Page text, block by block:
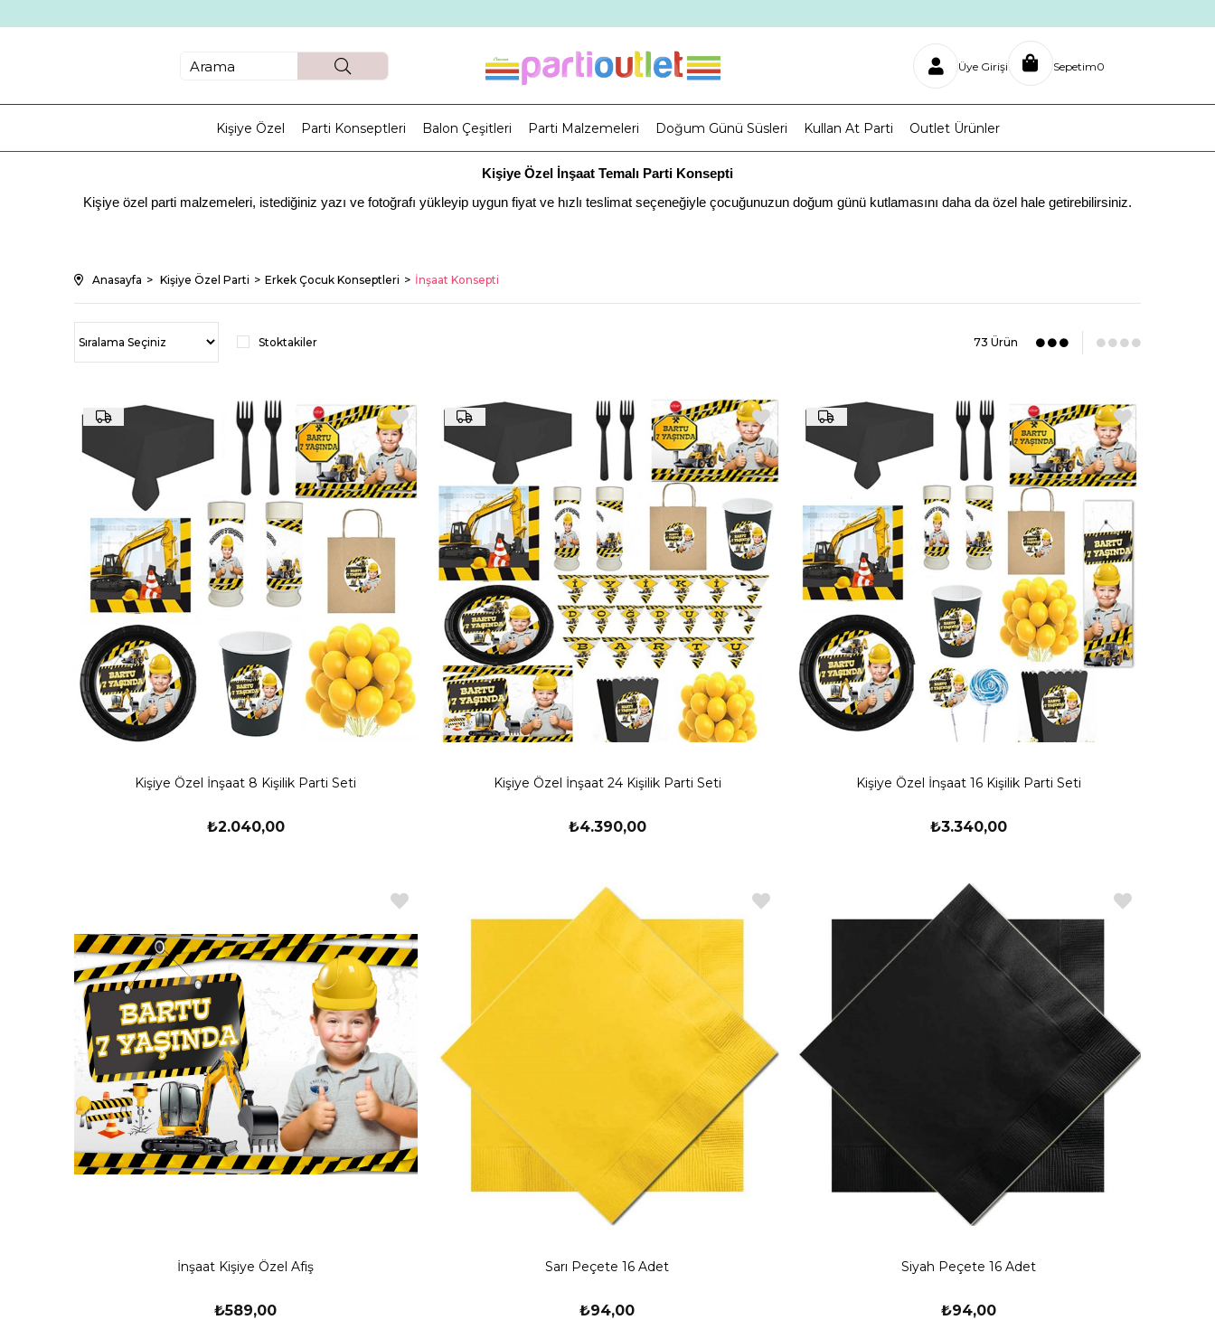
Üye Girişi Sepetim0
Kişiye Özel Parti Konseptleri Balon Çeşitleri Parti Malzemeleri Doğum Günü Süsleri Kullan At Parti Outlet Ürünler
Kişiye Özel İnşaat Temalı Parti Konsepti
Kişiye özel parti malzemeleri, istediğiniz yazı ve fotoğrafı yükleyip uygun fiyat ve hızlı teslimat seçeneğiyle çocuğunuzun doğum günü kutlamasını daha da özel hale getirebilirsiniz.
Birbirinden farklı temalara uygun hazırlanmış malzemeler arasında birçok seçenekle temalı partiler, doğum günleri hazırlayabilirsiniz.
İnşaat Temalı Parti Malzemeleri
Özelikle doğum günlerinde temalar kişinin daha özel hissetmesini sağlamaktadır. Doğum günü gibi özel bir günde meslek, ilgi alanı, sevilen karakterler gibi farklı temalar seçilebilmektedir.
Kişiye özel olarak belirleyeceğiniz temayı parti malzemeleri kullanarak kolayca ortama taşıyabilirsiniz. Seçeceğiniz temaya uygun olarak kullanacağınız
Kişiye Özel Doğum Günü Temaları
Kullanacağınız parti malzemeleri kişiye özel temalarda hazırlanabilmektedir. Özellikle meslek gruplarıyla ilgili farklı temalarda doğum günü süsleri bulabilirsiniz.
İnşaat temalı kişiye özel bir doğum günü partisi hazırlamak için birbirinden farklı parti malzemeleri bulabilirsiniz.
İnşaat Temalı Doğum Günü Süsleri
Farklı meslekler için hazırlanmış özel doğum günü süsleri ve malzemeleri bulabilirsiniz. İnşaat teması seçilen bir doğum gününde özel olarak hazırlanmış parti setlerini tercih ederek balondan, kapı süsleri
kadar parti mekanını inşaat temasıyla özel hale getirebilirsiniz.
Özel setler halinde hazırlanan parti süslerinde inşaat
masa örtüsü , banner, balon,kek kurabiye standıgibi özel parçalar temalı ve uygun renklerde hazırlanmaktadır. Kişiye özel uygun olarak birçok farklı
temada doğum günü partisi hazırlamak için her ortamı uygun hale getirebileceğiniz malzemeler bulunmaktadır.
Anasayfa Kişiye Özel Parti Erkek Çocuk Konseptleri İnşaat Konsepti
Stoktakiler 73 Ürün
Kişiye Özel İnşaat 8 Kişilik Parti Seti
₺2.040,00
Kişiye Özel İnşaat 24 Kişilik Parti Seti
₺4.390,00
Kişiye Özel İnşaat 16 Kişilik Parti Seti
₺3.340,00
İnşaat Kişiye Özel Afiş
₺589,00
Sarı Peçete 16 Adet
₺94,00
Siyah Peçete 16 Adet
₺94,00